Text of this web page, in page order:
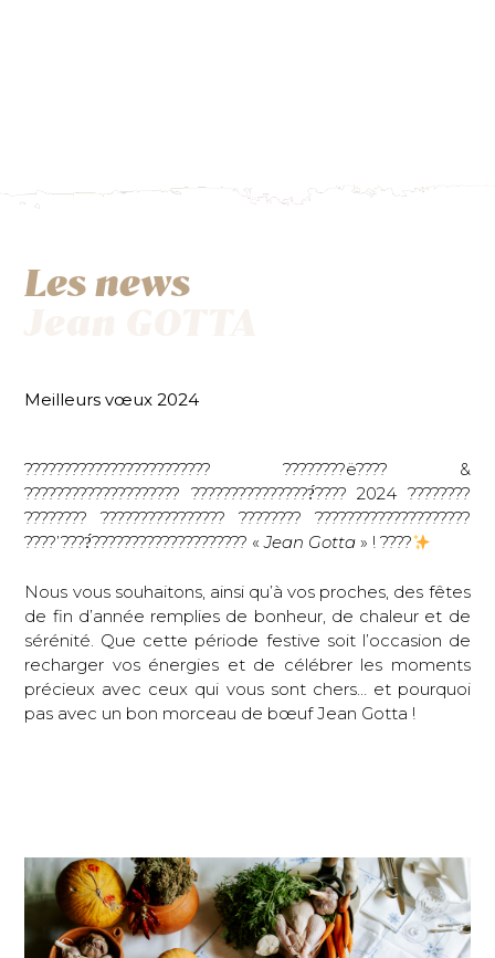
Les news
Meilleurs vœux 2024
???????????????????????? ????????ë???? &
???????????????????? ????????????????́???? 2024 ????????
???????? ???????????????? ???????? ????????????????????
????’????́???????????????????? «Jean Gotta » ! ????
Nous vous souhaitons, ainsi qu’à vos proches, des fêtes
de fin d’année remplies de bonheur, de chaleur et de
sérénité. Que cette période festive soit l’occasion de
recharger vos énergies et de célébrer les moments
précieux avec ceux qui vous sont chers… et pourquoi
pas avec un bon morceau de bœuf Jean Gotta !